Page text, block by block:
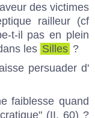
des victimes
railleur (cf
t-il pas en plein
les Silles ?
persuader d'
faiblesse quand
(II, 60) ?